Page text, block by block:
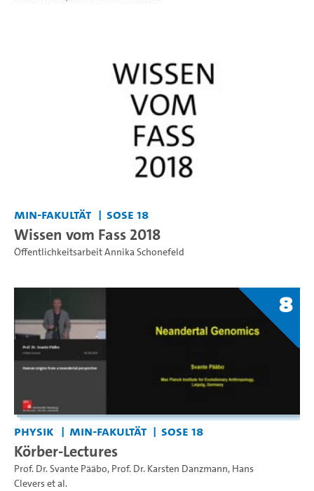
MIN-Fakultät SoSe 18
Wissen vom Fass 2018
Öffentlichkeitsarbeit Annika Schonefeld
8
Physik MIN-Fakultät SoSe 18
Körber-Lectures
Prof. Dr. Svante Pääbo, Prof. Dr. Karsten Danzmann, Hans
Cleverset al.